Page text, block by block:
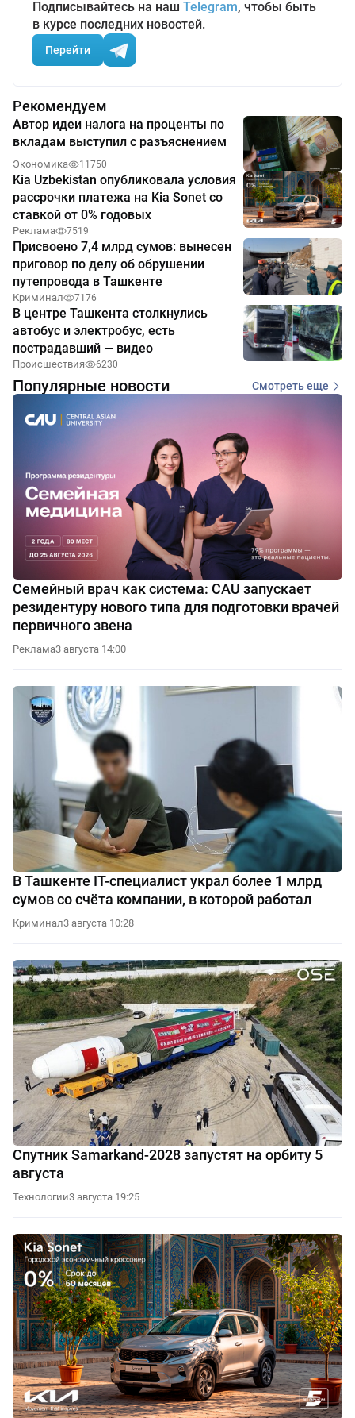
Подписывайтесь на наш Telegram, чтобы быть
в курсе последних новостей.
Перейти
Рекомендуем
Автор идеи налога на проценты по
вкладам выступил с разъяснением
Экономика 11750
Kia Uzbekistan опубликовала условия
рассрочки платежа на Kia Sonet со
ставкой от 0% годовых
Реклама 7519
Присвоено 7,4 млрд сумов: вынесен
приговор по делу об обрушении
путепровода в Ташкенте
Криминал 7176
В центре Ташкента столкнулись
автобус и электробус, есть
пострадавший — видео
Происшествия 6230
Популярные новости Смотреть еще
Семейный врач как система: CAU запускает
резидентуру нового типа для подготовки врачей
первичного звена
Реклама3 августа 14:00
В Ташкенте IT-специалист украл более 1 млрд
сумов со счёта компании, в которой работал
Криминал3 августа 10:28
Спутник Samarkand-2028 запустят на орбиту 5
августа
Технологии3 августа 19:25